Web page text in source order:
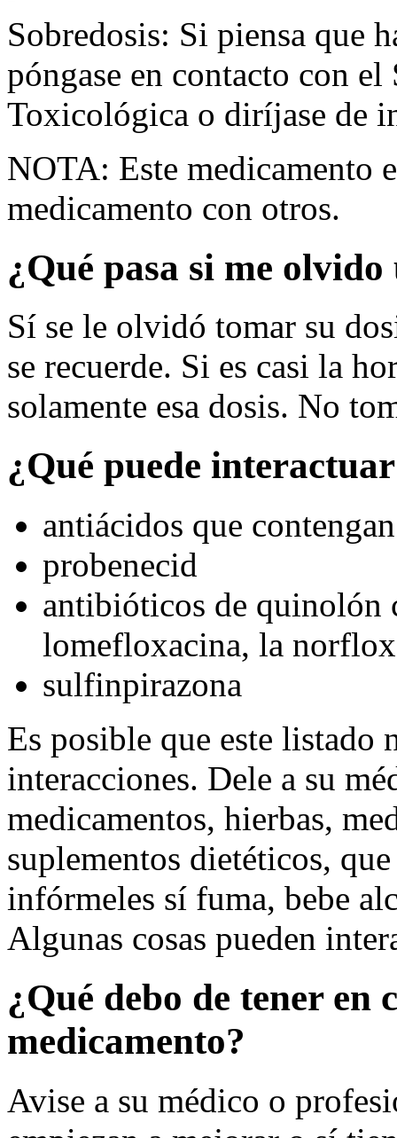
Sobredosis: Si piensa que
póngase en contacto con
Toxicológica o diríjase de
NOTA: Este medicamento
medicamento con otros.
¿Qué pasa si me olvido
Sí se le olvidó tomar su
se recuerde. Si es casi la
solamente esa dosis. No
¿Qué puede
antiácidos que
probenecid
antibióticos de quinolón
lomefloxacina, la
sulfinpirazona
Es posible que este listado
interacciones. Dele a su
medicamentos, hierbas,
suplementos dietéticos,
infórmeles sí fuma, bebe
Algunas cosas pueden
¿Qué debo de tener en
medicamento?
Avise a su médico o